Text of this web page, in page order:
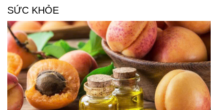
Du lịch
Tư vấn
Săn Tour
check-in
Podcast
Câu chuyện thời sự
Đọc truyện đêm khuya
Cửa sổ tình yêu
SỨC KHỎE